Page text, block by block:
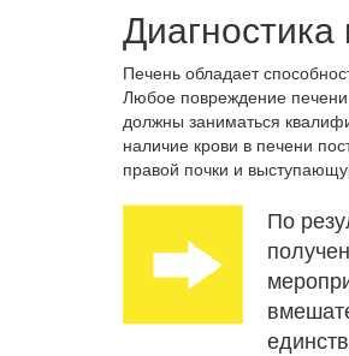
Печень обладает
Любое повреждение печени
должны заниматься
наличие крови в печени
правой почки и
По